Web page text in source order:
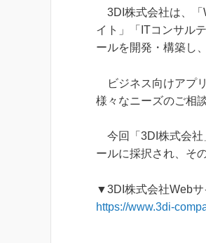
3DI株式会社は、「
イト」「ITコンサル
ールを開発・構築し
ビジネス向けアプ
様々なニーズのご相
今回「3DI株式会社
ールに採択され、そ
▼3DI株式会社Web
https://www.3di-